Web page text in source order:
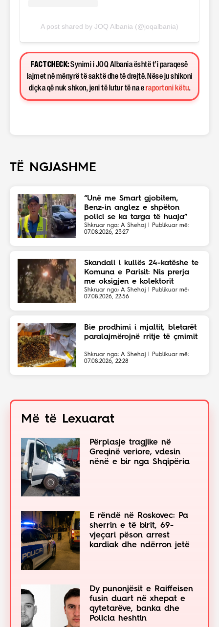
A post shared by JOQ Albania (@joqalbania)
FACT CHECK:Synimi i JOQ Albania është t’i paraqesë
lajmet në mënyrë të saktë dhe të drejtë. Nëse ju shikoni
diçka që nuk shkon, jeni të lutur të na e raportoni këtu.
TË NGJASHME
“Unë me Smart gjobitem,
Benz-in anglez e shpëton
polici se ka targa të huaja”
Shkruar nga: A Shehaj | Publikuar më:
07.08.2026, 23:27
Skandali i kullës 24-katëshe te
Komuna e Parisit: Nis prerja
me oksigjen e kolektorit
magjistral në fshehtësi
Shkruar nga: A Shehaj | Publikuar më:
07.08.2026, 22:56
Bie prodhimi i mjaltit, bletarët
paralajmërojnë rritje të çmimit
Shkruar nga: A Shehaj | Publikuar më:
07.08.2026, 22:28
Më të Lexuarat
Përplasje tragjike në
Greqinë veriore, vdesin
nënë e bir nga Shqipëria
E rëndë në Roskovec: Pa
sherrin e të birit, 69-
vjeçari pëson arrest
kardiak dhe ndërron jetë
Dy punonjësit e Raiffeisen
fusin duart në xhepat e
qytetarëve, banka dhe
Policia heshtin